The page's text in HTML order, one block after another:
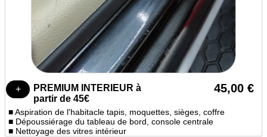
PREMIUM INTERIEUR à
partir de 45€
45,00 €
■ Aspiration de l'habitacle tapis, moquettes, sièges, coffre
■ Dépoussiérage du tableau de bord, console centrale
■ Nettoyage des vitres intérieur